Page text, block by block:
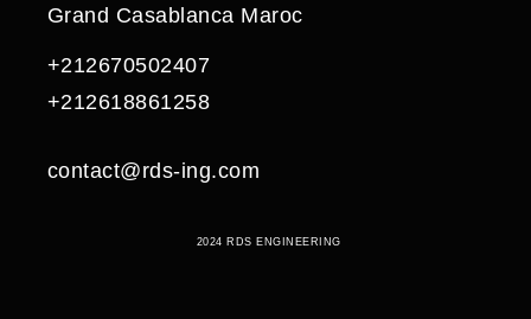
Grand Casablanca Maroc
+212670502407
+212618861258
contact@rds-ing.com
2024 RDS ENGINEERING